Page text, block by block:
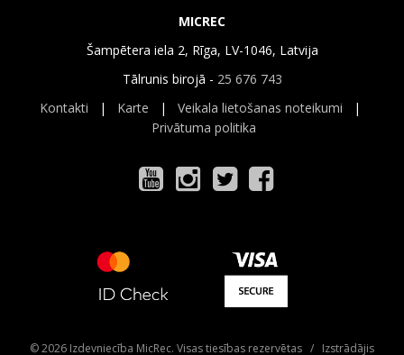
MICREC
Šampētera iela 2, Rīga, LV-1046, Latvija
Tālrunis birojā - 25 676 743
Kontakti | Karte | Veikala lietošanas noteikumi |
Privātuma politika
© 2026 Izdevniecība MicRec. Visas tiesības rezervētas / Izstrādājis